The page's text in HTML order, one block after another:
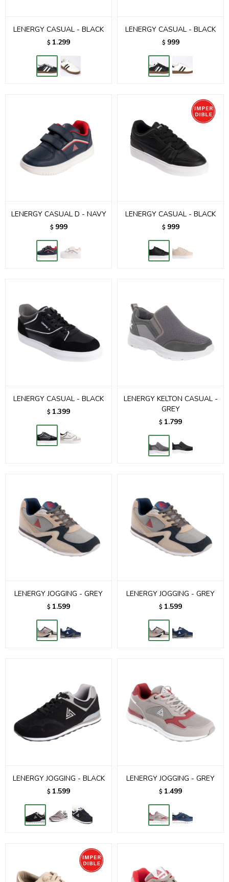
LENERGY CASUAL - BLACK
$ 1.299
LENERGY CASUAL - BLACK
$ 999
LENERGY CASUAL D - NAVY
$ 999
LENERGY CASUAL - BLACK
$ 999
LENERGY CASUAL - BLACK
$ 1.399
LENERGY KELTON CASUAL -
GREY
$ 1.799
LENERGY JOGGING - GREY
$ 1.599
LENERGY JOGGING - GREY
$ 1.599
LENERGY JOGGING - BLACK
$ 1.599
LENERGY JOGGING - GREY
$ 1.499